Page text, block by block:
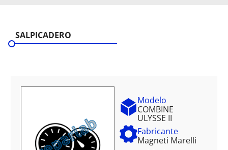
SALPICADERO
Modelo
COMBINE
ULYSSE II
Fabricante
Magneti Marelli